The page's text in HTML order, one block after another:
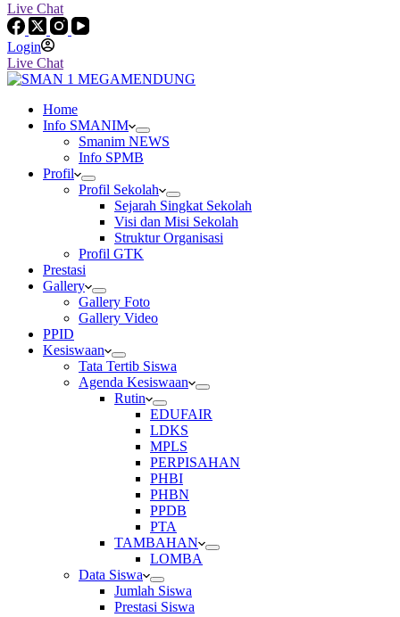
Live Chat
Login
Live Chat
Home
Info SMANIM
Smanim NEWS
Info SPMB
Profil
Profil Sekolah
Sejarah Singkat Sekolah
Visi dan Misi Sekolah
Struktur Organisasi
Profil GTK
Prestasi
Gallery
Gallery Foto
Gallery Video
PPID
Kesiswaan
Tata Tertib Siswa
Agenda Kesiswaan
Rutin
EDUFAIR
LDKS
MPLS
PERPISAHAN
PHBI
PHBN
PPDB
PTA
TAMBAHAN
LOMBA
Data Siswa
Jumlah Siswa
Prestasi Siswa